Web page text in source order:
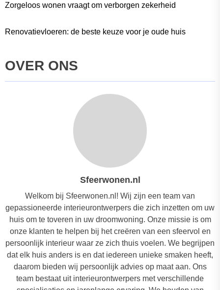
Zorgeloos wonen vraagt om verborgen zekerheid
Renovatievloeren: de beste keuze voor je oude huis
OVER ONS
Sfeerwonen.nl
Welkom bij Sfeerwonen.nl! Wij zijn een team van
gepassioneerde interieurontwerpers die zich inzetten om uw
huis om te toveren in uw droomwoning. Onze missie is om
onze klanten te helpen bij het creëren van een sfeervol en
persoonlijk interieur waar ze zich thuis voelen. We begrijpen
dat elk huis anders is en dat iedereen unieke smaken heeft,
daarom bieden wij persoonlijk advies op maat aan. Ons
team bestaat uit interieurontwerpers met verschillende